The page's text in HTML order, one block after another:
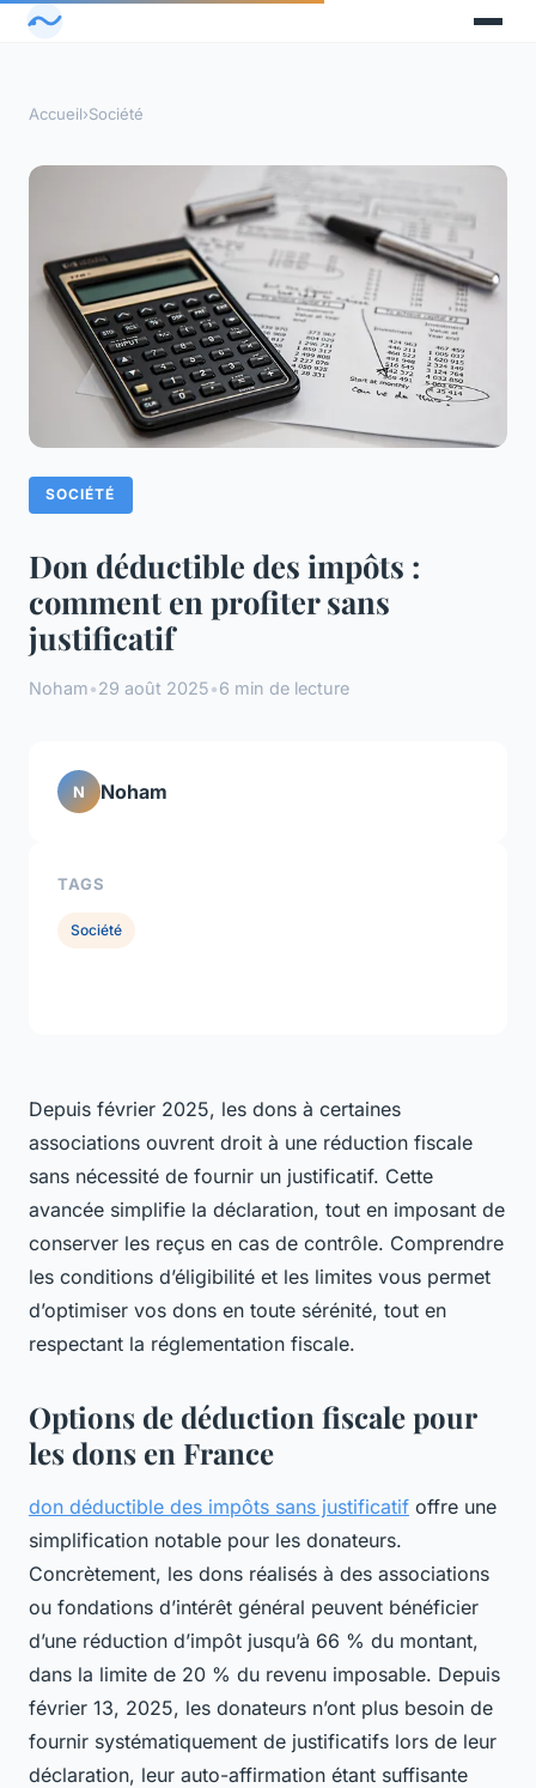
Accueil›Société
SOCIÉTÉ
Don déductible des impôts :
comment en profiter sans
justificatif
Noham•29 août 2025•6 min de lecture
Depuis février 2025, les dons à certaines
associations ouvrent droit à une réduction fiscale
sans nécessité de fournir un justificatif. Cette
avancée simplifie la déclaration, tout en imposant de
conserver les reçus en cas de contrôle. Comprendre
les conditions d’éligibilité et les limites vous permet
d’optimiser vos dons en toute sérénité, tout en
respectant la réglementation fiscale.
Options de déduction fiscale pour
les dons en France
don déductible des impôts sans justificatif offre une
simplification notable pour les donateurs.
Concrètement, les dons réalisés à des associations
ou fondations d’intérêt général peuvent bénéficier
d’une réduction d’impôt jusqu’à 66 % du montant,
dans la limite de 20 % du revenu imposable. Depuis
février 13, 2025, les donateurs n’ont plus besoin de
fournir systématiquement de justificatifs lors de leur
déclaration, leur auto-affirmation étant suffisante
N Noham
TAGS
Société